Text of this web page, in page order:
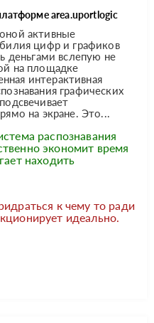
area.uportlogic
активные
цифр и графиков
деньгами вслепую не
на площадке
интерактивная
графических
на экране. Это...
распознавания
экономит время
находить
к чему то ради
идеально.